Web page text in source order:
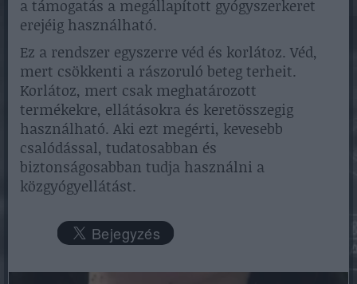
a támogatás a megállapított gyógyszerkeret
erejéig használható.
Ez a rendszer egyszerre véd és korlátoz. Véd,
mert csökkenti a rászoruló beteg terheit.
Korlátoz, mert csak meghatározott
termékekre, ellátásokra és keretösszegig
használható. Aki ezt megérti, kevesebb
csalódással, tudatosabban és
biztonságosabban tudja használni a
közgyógyellátást.